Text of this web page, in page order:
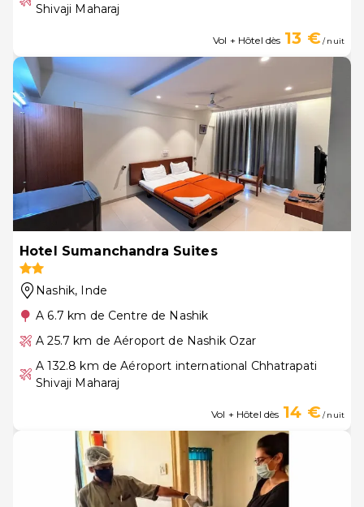
Shivaji Maharaj
Vol + Hôtel dès 13 €/ nuit
Hotel Sumanchandra Suites
Nashik, Inde
A 6.7 km de Centre de Nashik
A 25.7 km de Aéroport de Nashik Ozar
A 132.8 km de Aéroport international Chhatrapati
Shivaji Maharaj
Vol + Hôtel dès 14 €/ nuit